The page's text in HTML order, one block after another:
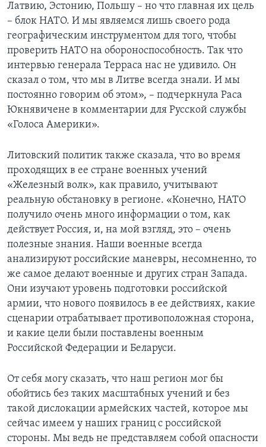
Латвию, Эстонию, Польшу – но что главная их цель
– блок НАТО. И мы являемся лишь своего рода
географическим инструментом для того, чтобы
проверить НАТО на обороноспособность. Так что
интервью генерала Терраса нас не удивило. Он
сказал о том, что мы в Литве всегда знали. И мы
постоянно говорим об этом», – подчеркнула Раса
Юкнявичене в комментарии для Русской службы
«Голоса Америки».
Литовский политик также сказала, что во время
проходящих в ее стране военных учений
«Железный волк», как правило, учитывают
реальную обстановку в регионе. «Конечно, НАТО
получило очень много информации о том, как
действует Россия, и, на мой взгляд, это – очень
полезные знания. Наши военные всегда
анализируют российские маневры, несомненно, то
же самое делают военные и других стран Запада.
Они изучают уровень подготовки российской
армии, что нового появилось в ее действиях, какие
сценарии отрабатывает противоположная сторона,
и какие цели были поставлены военным
Российской Федерации и Беларуси.
От себя могу сказать, что наш регион мог бы
обойтись без таких масштабных учений и без
такой дислокации армейских частей, которое мы
сейчас имеем у наших границ с российской
стороны. Мы ведь не представляем собой опасности